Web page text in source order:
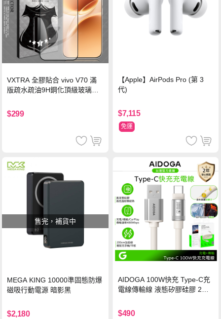
VXTRA 全膠貼合 vivo V70 滿
版疏水疏油9H鋼化頂級玻璃貼
$299
【Apple】AirPods Pro (第 3
代)
$7,115
免運
售完，補貨中
MEGA KING 10000準固態防爆
磁吸行動電源 暗影黑
$2,180
AIDOGA 100W快充 Type-C充
電線傳輸線 液態矽膠硅膠 2M
$490